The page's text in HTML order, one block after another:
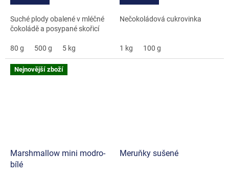
hvězdiček.
Suché plody obalené v mléčné
čokoládě a posypané skořicí
80 g 500 g 5 kg
hvězdiček.
Nečokoládová cukrovinka
1 kg 100 g
Nejnovější zboží
Marshmallow mini modro-
bílé
Meruňky sušené